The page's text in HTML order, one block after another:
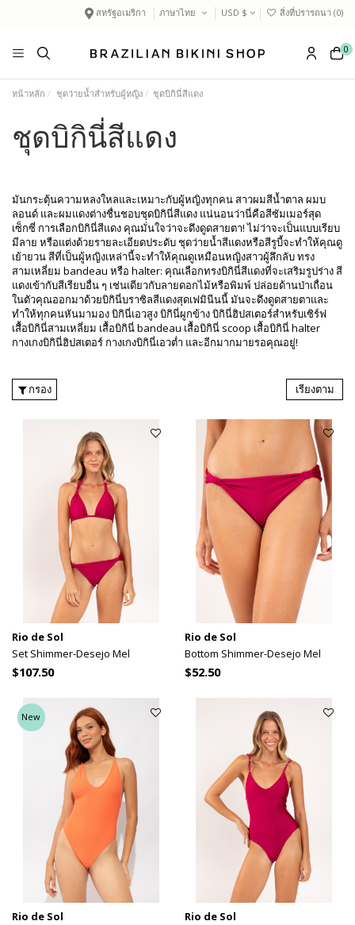
สหรัฐอเมริกา ภาษาไทย USD $ สิ่งที่ปรารถนา (0)
0
หน้าหลัก ชุดว่ายน้ำสำหรับผู้หญิง ชุดบิกินี่สีแดง
ชุดบิกินี่สีแดง
มันกระตุ้นความหลงใหลและเหมาะกับผู้หญิงทุกคน สาวผมสีน้ำตาล ผมบ
ลอนด์ และผมแดงต่างชื่นชอบชุดบิกินี่สีแดง แน่นอนว่านี่คือสีซัมเมอร์สุด
เซ็กซี่ การเลือกบิกินี่สีแดง คุณมั่นใจว่าจะดึงดูดสายตา! ไม่ว่าจะเป็นแบบเรียบ
มีลาย หรือแต่งด้วยรายละเอียดประดับ ชุดว่ายน้ำสีแดงหรือสีรูบี้จะทำให้คุณดู
เย้ายวน สีที่เป็นผู้หญิงเหล่านี้จะทำให้คุณดูเหมือนหญิงสาวผู้ลึกลับ ทรง
สามเหลี่ยม bandeau หรือ halter: คุณเลือกทรงบิกินี่สีแดงที่จะเสริมรูปร่าง สี
แดงเข้ากับสีเรียบอื่น ๆ เช่นเดียวกับลายดอกไม้หรือพิมพ์ ปล่อยด้านป่าเถื่อน
ในตัวคุณออกมาด้วยบิกินี่บราซิลสีแดงสุดเฟมินีนนี้ มันจะดึงดูดสายตาและ
ทำให้ทุกคนหันมามอง บิกินี่เอวสูง บิกินี่ผูกข้าง บิกินี่ฮิปสเตอร์สำหรับเซิร์ฟ
เสื้อบิกินี่สามเหลี่ยม เสื้อบิกินี่ bandeau เสื้อบิกินี่ scoop เสื้อบิกินี่ halter
กางเกงบิกินี่ฮิปสเตอร์ กางเกงบิกินี่เอวต่ำ และอีกมากมายรอคุณอยู่!
กรอง เรียงตาม
Rio de Sol
Set Shimmer-Desejo Mel
$107.50
Rio de Sol
Bottom Shimmer-Desejo Mel
$52.50
New
Rio de Sol
Rio de Sol